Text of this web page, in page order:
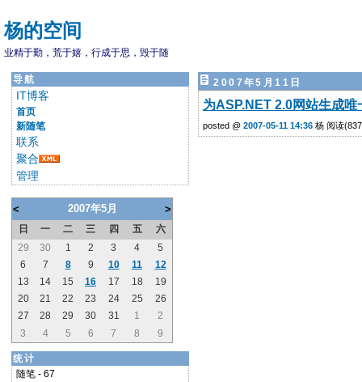
杨的空间
业精于勤，荒于嬉，行成于思，毁于随
导航
IT博客
首页
新随笔
联系
聚合
管理
< 2007年5月 >
日 一 二 三 四 五
六
29
30 1 2 3 4
5
6
7 8 9 10 11
12
13
14 15 16 17 18
19
20
21 22 23 24 25
26
27
28 29 30 31 1
2
3
4 5 6 7 8 9
统计
随笔 - 67
2007年5月11日
为ASP.NET 2.0网站生成唯
posted @ 2007-05-11 14:36 杨 阅读